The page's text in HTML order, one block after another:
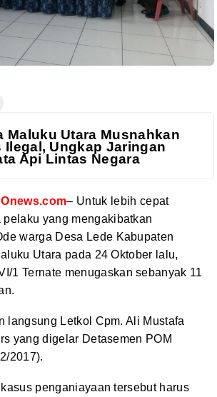
Maluku Utara Musnahkan
Ilegal, Ungkap Jaringan
Api Lintas Negara
– Untuk lebih cepat
yang mengakibatkan
warga Desa Lede Kabupaten
Utara pada 24 Oktober lalu,
1 Ternate menugaskan sebanyak 11
langsung Letkol Cpm. Ali Mustafa
yang digelar Detasemen POM
2017).
penganiayaan tersebut harus